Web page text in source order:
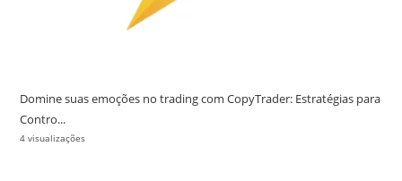
Domine suas emoções no trading com CopyTrader: Estratégias para
Contro...
4 visualizações